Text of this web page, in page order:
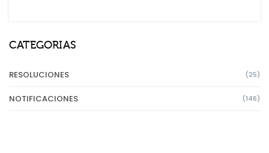
CATEGORIAS
(25)
RESOLUCIONES
(146)
NOTIFICACIONES